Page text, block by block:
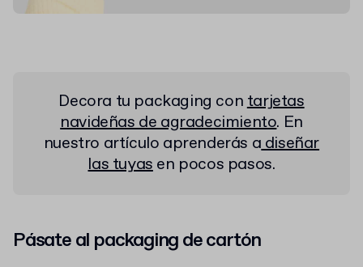
Decora tu packaging contarjetas
navideñas de agradecimiento. En
nuestro artículo aprenderás adiseñar
las tuyasen pocos pasos.
Pásate al packaging de cartón